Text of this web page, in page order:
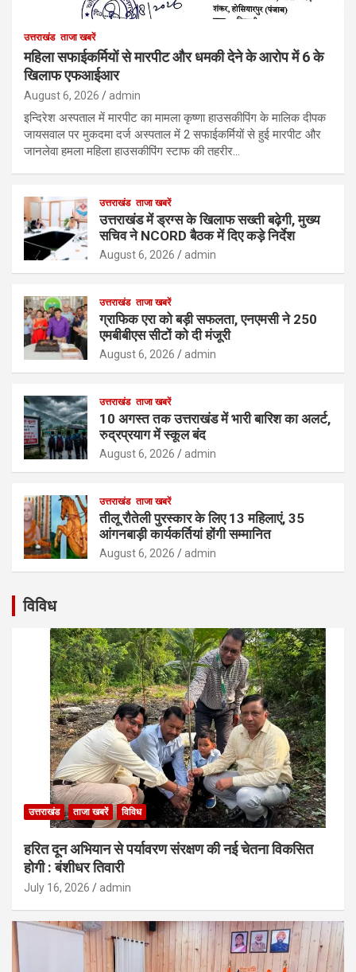
उत्तराखंड ताजा खबरें
महिला सफाईकर्मियों से मारपीट और धमकी देने के आरोप में 6 के
खिलाफ एफआईआर
August 6, 2026 admin
इन्दिरेश अस्पताल में मारपीट का मामला कृष्णा हाउसकीपिंग के मालिक दीपक
जायसवाल पर मुकदमा दर्ज अस्पताल में 2 सफाईकर्मियों से हुई मारपीट और
जानलेवा हमला महिला हाउसकीपिंग स्टाफ की तहरीर…
उत्तराखंड ताजा खबरें
उत्तराखंड में ड्रग्स के खिलाफ सख्ती बढ़ेगी, मुख्य
सचिव ने NCORD बैठक में दिए कड़े निर्देश
August 6, 2026 admin
उत्तराखंड ताजा खबरें
ग्राफिक एरा को बड़ी सफलता, एनएमसी ने 250
एमबीबीएस सीटों को दी मंजूरी
August 6, 2026 admin
उत्तराखंड ताजा खबरें
10 अगस्त तक उत्तराखंड में भारी बारिश का अलर्ट,
रुद्रप्रयाग में स्कूल बंद
August 6, 2026 admin
उत्तराखंड ताजा खबरें
तीलू रौतेली पुरस्कार के लिए 13 महिलाएं, 35
आंगनबाड़ी कार्यकर्तियां होंगी सम्मानित
August 6, 2026 admin
विविध
उत्तराखंड ताजा खबरें विविध
हरित दून अभियान से पर्यावरण संरक्षण की नई चेतना विकसित
होगी : बंशीधर तिवारी
July 16, 2026 admin